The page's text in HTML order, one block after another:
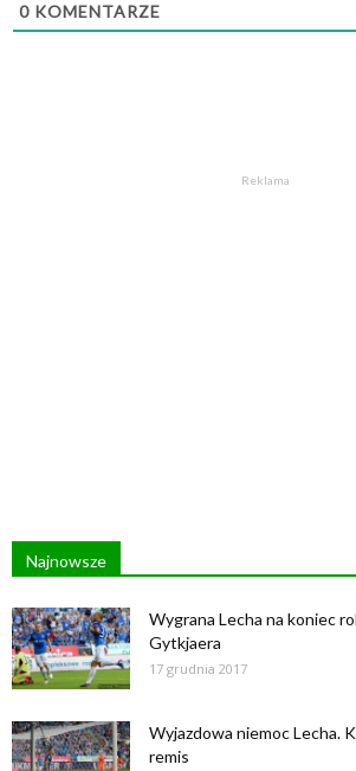
0 KOMENTARZE
Reklama
Najnowsze
Wygrana Lecha na koniec
Gytkjaera
17 grudnia 2017
Wyjazdowa niemoc Lecha.
remis